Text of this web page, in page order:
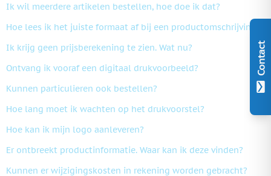
Contact
Ik wil meerdere artikelen bestellen, hoe doe ik dat?
Hoe lees ik het juiste formaat af bij een productomschrijving?
Ik krijg geen prijsberekening te zien. Wat nu?
Ontvang ik vooraf een digitaal drukvoorbeeld?
Kunnen particulieren ook bestellen?
Hoe lang moet ik wachten op het drukvoorstel?
Hoe kan ik mijn logo aanleveren?
Er ontbreekt productinformatie. Waar kan ik deze vinden?
Kunnen er wijzigingskosten in rekening worden gebracht?